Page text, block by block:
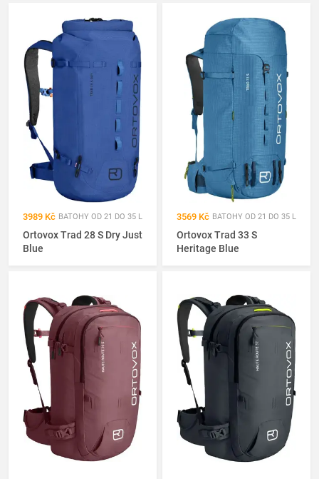
3989 Kč BATOHY OD 21 DO 35 L
Ortovox Trad 28 S Dry Just
Blue
3569 Kč BATOHY OD 21 DO 35 L
Ortovox Trad 33 S
Heritage Blue